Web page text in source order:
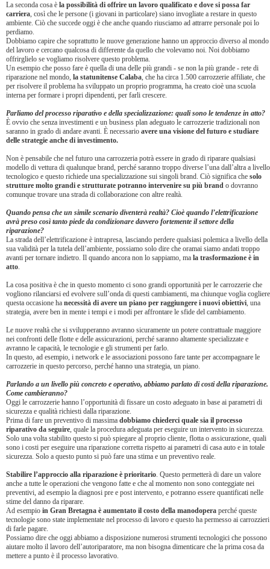
La seconda cosa è la possibilità di offrire un lavoro qualificato e dove si possa far
carriera, così che le persone (i giovani in particolare) siano invogliate a restare in questo
ambiente. Ciò che succede oggi è che anche quando riusciamo ad attrarre personale poi lo
perdiamo.
Dobbiamo capire che soprattutto le nuove generazione hanno un approccio diverso al mondo
del lavoro e cercano qualcosa di differente da quello che volevamo noi. Noi dobbiamo
offrirglielo se vogliamo risolvere questo problema.
Un esempio che posso fare è quella di una delle più grandi - se non la più grande - rete di
riparazione nel mondo, la statunitense Calaba, che ha circa 1.500 carrozzerie affiliate, che
per risolvere il problema ha sviluppato un proprio programma, ha creato cioè una scuola
interna per formare i propri dipendenti, per farli crescere.
Parliamo del processo riparativo e della specializzazione: quali sono le tendenze in atto?
È ovvio che senza investimenti e un business plan adeguato le carrozzerie tradizionali non
saranno in grado di andare avanti. È necessario avere una visione del futuro e studiare
delle strategie anche di investimento.
Non è pensabile che nel futuro una carrozzeria potrà essere in grado di riparare qualsiasi
modello di vettura di qualunque brand, perché saranno troppo diverse l’una dall’altra a livello
tecnologico e questo richiede una specializzazione sui singoli brand. Ciò significa che solo
strutture molto grandi e strutturate potranno intervenire su più brand o dovranno
comunque trovare una strada di collaborazione con altre realtà.
Quando pensa che un simile scenario diventerà realtà? Cioè quando l’elettrificazione
avrà preso così tanto piede da condizionare davvero fortemente il settore della
riparazione?
La strada dell’elettrificazione è intrapresa, lasciando perdere qualsiasi polemica a livello della
sua validità per la tutela dell’ambiente, possiamo solo dire che oramai siamo andati troppo
avanti per tornare indietro. Il quando ancora non lo sappiamo, ma la trasformazione è in
atto.
La cosa positiva è che in questo momento ci sono grandi opportunità per le carrozzerie che
vogliono rilanciarsi ed evolvere sull’onda di questi cambiamenti, ma chiunque voglia cogliere
questa occasione ha necessità di avere un piano per raggiungere i nuovi obiettivi, una
strategia, avere ben in mente i tempi e i modi per affrontare le sfide del cambiamento.
Le nuove realtà che si svilupperanno avranno sicuramente un potere contrattuale maggiore
nei confronti delle flotte e delle assicurazioni, perché saranno altamente specializzate e
avranno le capacità, le tecnologie e gli strumenti per farlo.
In questo, ad esempio, i network e le associazioni possono fare tante per accompagnare le
carrozzerie in questo percorso, perché hanno una strategia, un piano.
Parlando a un livello più concreto e operativo, abbiamo parlato di costi della riparazione.
Come cambieranno?
Oggi le carrozzerie hanno l’opportunità di fissare un costo adeguato in base ai parametri di
sicurezza e qualità richiesti dalla riparazione.
Prima di fare un preventivo di massima dobbiamo chiederci quale sia il processo
riparativo da seguire, quale la procedura adeguata per eseguire un intervento in sicurezza.
Solo una volta stabilito questo si può spiegare al proprio cliente, flotta o assicurazione, quali
sono i costi per eseguire una riparazione corretta rispetto ai parametri di casa auto e in totale
sicurezza. Solo a questo punto si può fare una stima e un preventivo reale.
Stabilire l’approccio alla riparazione è prioritario. Questo permetterà di dare un valore
anche a tutte le operazioni che vengono fatte e che al momento non sono conteggiate nei
preventivi, ad esempio la diagnosi pre e post intervento, e potranno essere quantificati nelle
stime del danno da riparare.
Ad esempio in Gran Bretagna è aumentato il costo della manodopera perché queste
tecnologie sono state implementate nel processo di lavoro e questo ha permesso ai carrozzieri
di farle pagare.
Possiamo dire che oggi abbiamo a disposizione numerosi strumenti tecnologici che possono
aiutare molto il lavoro dell’autoriparatore, ma non bisogna dimenticare che la prima cosa da
mettere a punto è il processo lavorativo.